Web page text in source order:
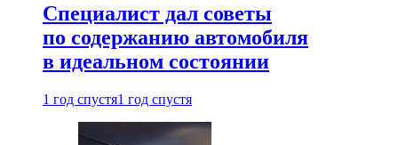
Специалист дал советы
по содержанию автомобиля
в идеальном состоянии
1 год спустя1 год спустя